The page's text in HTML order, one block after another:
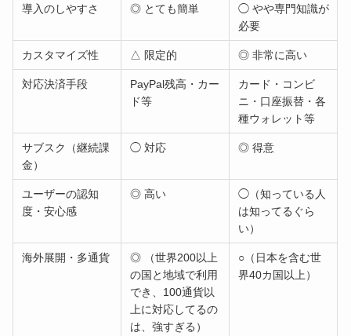
導入のしやすさ ◎ とても簡単
◯ やや専門知識が
必要
カスタマイズ性 △ 限定的 ◎ 非常に高い
対応決済手段
PayPal残高・カー
ド等
カード・コンビ
ニ・口座振替・各
種ウォレット等
サブスク（継続課
金）
◯ 対応 ◎ 得意
ユーザーの認知
度・安心感
◎ 高い
◯（知っている人
は知ってるぐら
い）
海外展開・多通貨
◎ （世界200以上
の国と地域で利用
でき、100通貨以
上に対応してるの
は、強すぎる）
○（日本を含む世
界40カ国以上）